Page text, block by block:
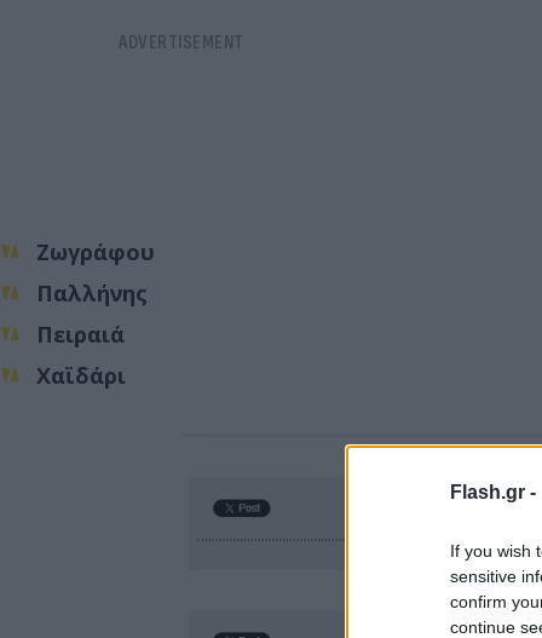
Flash.gr -
If you wish
sensitive
confirm
continue
Ζωγράφου
Παλλήνης
Πειραιά
Χαϊδάρι